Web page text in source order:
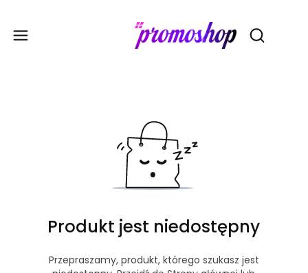
Otwórz
Produkt jest niedostępny
Przepraszamy, produkt, którego szukasz jest